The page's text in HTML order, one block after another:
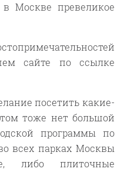
Москве превеликое
сайте по ссылке
посетить какие-
тоже нет большой
программы по
всех парках Москвы
либо плиточные